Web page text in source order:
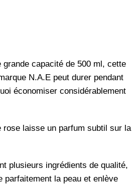
grande capacité de 500 ml, cette
N.A.E peut durer pendant
économiser considérablement
rose laisse un parfum subtil sur la
plusieurs ingrédients de qualité,
parfaitement la peau et enlève